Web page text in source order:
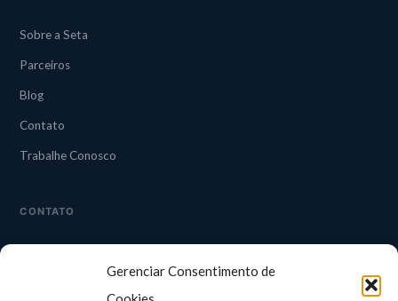
Gerenciar Consentimento de
Sobre a Seta
Parceiros
Blog
Contato
Trabalhe Conosco
CONTATO
Rua Guapuruvu, 242 — 3° andar
Alphaville, Campinas/SP